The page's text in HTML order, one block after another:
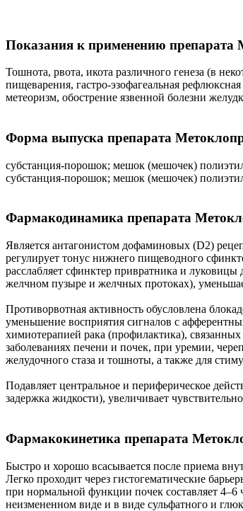
Показания к применению препарата
Тошнота, рвота, икота различного генеза (в
пищеварения, гастро-эзофагеальная
метеоризм, обострение язвенной болезни
Форма выпуска препарата
субстанция-порошок; мешок (мешочек)
субстанция-порошок; мешок (мешочек)
Фармакодинамика препарата
Является антагонистом дофаминовых (D2)
регулирует тонус нижнего пищеводного
расслабляет сфинктер привратника и
желчном пузыре и желчных протоках),
Противорвотная активность обусловлена
уменьшение восприятия сигналов с
химиотерапией рака (профилактика),
заболеваниях печени и почек, при уремии,
желудочного стаза и тошноты, а также для
Подавляет центральное и периферическое
задержка жидкости), увеличивает
Фармакокинетика препарата
Быстро и хорошо всасывается после приема
Легко проходит через гистогематические
при нормальной функции почек составляет
неизмененном виде и в виде сульфатного и